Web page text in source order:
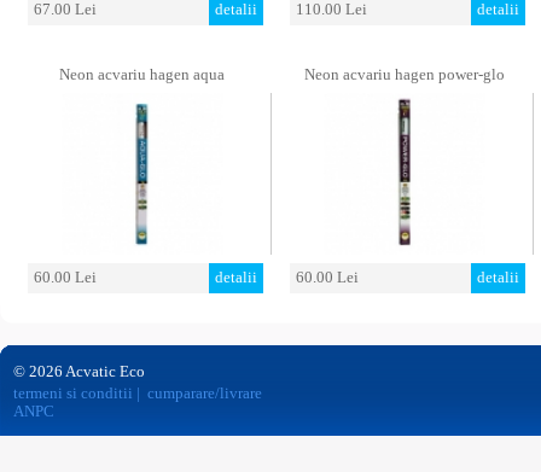
67.00 Lei detalii 110.00 Lei detalii
Neon acvariu hagen aqua
60.00 Lei detalii
Neon acvariu hagen power-glo
60.00 Lei detalii
© 2026 Acvatic Eco
termeni si conditii
cumparare/livrare
ANPC